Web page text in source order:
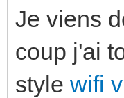
Je viens
coup j'ai
style wifi